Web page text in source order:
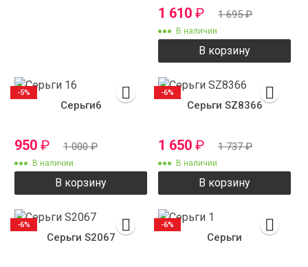
1 610 ₽ 1 695₽
В наличии
В корзину
Серьги6
950 ₽ 1 000₽
В наличии
В корзину
-5%
Серьги SZ8366
1 650 ₽ 1 737₽
В наличии
В корзину
-6%
Серьги S2067
-6%
Серьги
-6%